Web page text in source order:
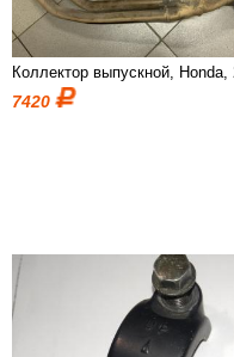
Коллектор выпускной, Honda,
7420